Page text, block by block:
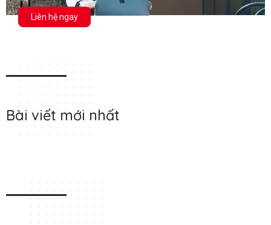
Liên hệ ngay
Bài viết mới nhất